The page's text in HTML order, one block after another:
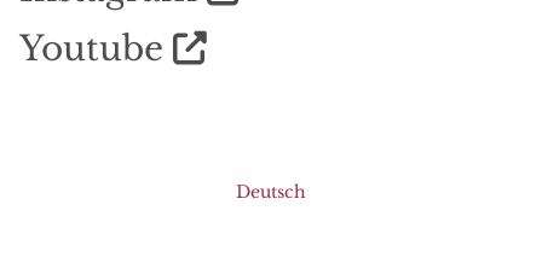
Youtube 
Deutsch